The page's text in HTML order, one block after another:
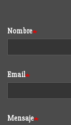
Nombre
Email
Mensaje